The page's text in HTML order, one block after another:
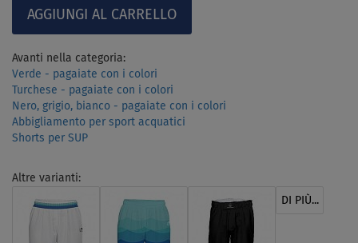
Avanti nella categoria:
Verde - pagaiate con i colori
Turchese - pagaiate con i colori
Nero, grigio, bianco - pagaiate con i colori
Abbigliamento per sport acquatici
Shorts per SUP
Altre varianti:
DI PIÙ...